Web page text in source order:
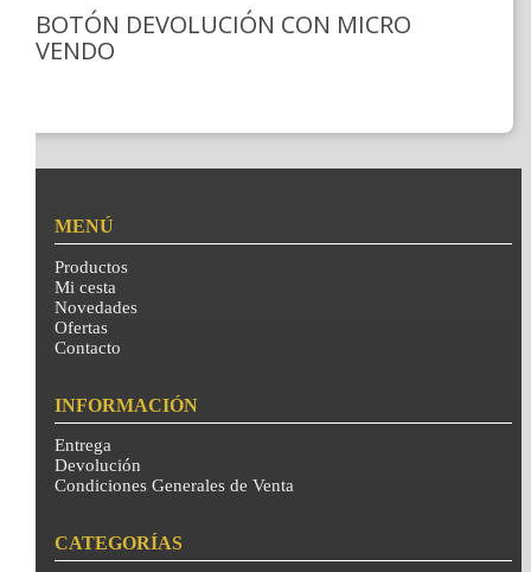
BOTÓN DEVOLUCIÓN CON MICRO
VENDO
MENÚ
Productos
Mi cesta
Novedades
Ofertas
Contacto
INFORMACIÓN
Entrega
Devolución
Condiciones Generales de Venta
CATEGORÍAS